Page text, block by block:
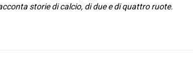
storie di calcio, di due e di quattro ruote.